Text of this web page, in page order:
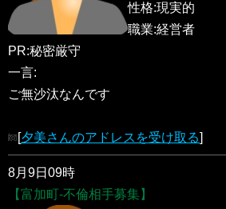
性格:現実的
職業:経営者
PR:秘密厳守
一言:
ご無沙汰なんです
[夕美さんのアドレスを受け取る]
8月9日09時
【富加町-不倫相手募集】